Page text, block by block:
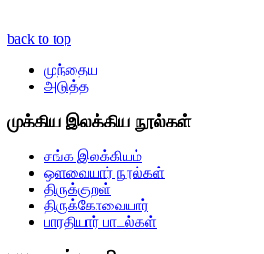
back to top
முந்தைய
அடுத்த
முக்கிய இலக்கிய நூல்கள்
சங்க இலக்கியம்
ஒளவையார் நூல்கள்
திருக்குறள்
திருக்கோவையார்
பாரதியார் பாடல்கள்